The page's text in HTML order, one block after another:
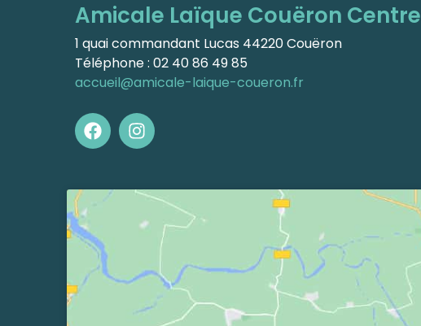
Amicale Laïque Couëron Centre
1 quai commandant Lucas 44220 Couëron
Téléphone : 02 40 86 49 85
accueil@amicale-laique-coueron.fr